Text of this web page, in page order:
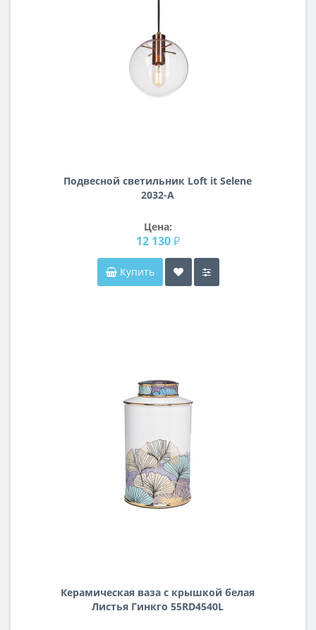
Подвесной светильник Loft it Selene
2032-A
Цена:
12 130 ₽
Купить
Керамическая ваза с крышкой белая
Листья Гинкго 55RD4540L